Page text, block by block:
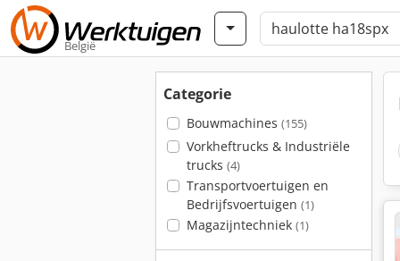
België
Categorie
Bouwmachines (155)
Vorkheftrucks & Industriële
trucks (4)
Transportvoertuigen en
Bedrijfsvoertuigen (1)
Magazijntechniek (1)